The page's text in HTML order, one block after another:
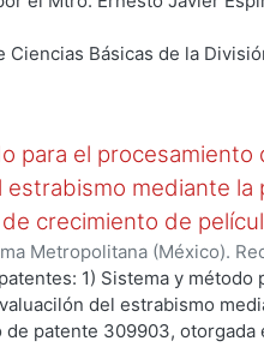
laboratorios de tratamiento
principio de medición del
hace uso de una fuente
con el rango y resolución
Javier, editor
Básicas de la
de Profesor
VI, 250 Y 253-1 del
Académico.
para el procesamiento
estrabismo mediante
crecimiento de
Metropolitana (México).
,2013 )Vázquez Cerón,
;RODRIGUEZ
RAYMUNDO
1) Sistema y
del estrabismo
patente 309903, otorgada